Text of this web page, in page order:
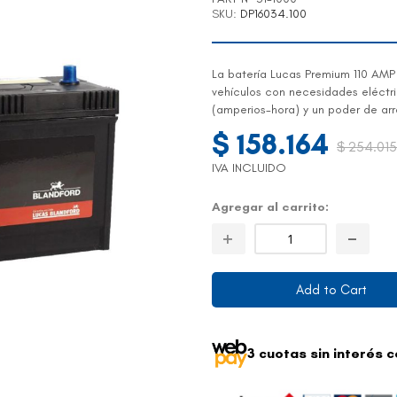
SKU DP16034.100
La batería Lucas Premium 110
vehículos con necesidades
(amperios-hora) y un poder de
$ 158.164 $ 254.015
IVA INCLUIDO
Agregar al carrito
Add to Cart
3 cuotas sin interés